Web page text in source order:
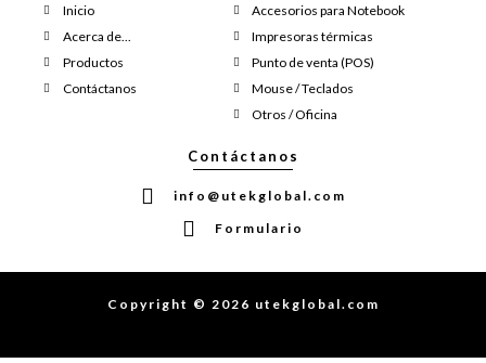
Inicio
Acerca de...
Productos
Contáctanos
Accesorios para Notebook
Impresoras térmicas
Punto de venta (POS)
Mouse / Teclados
Otros / Oficina
Contáctanos
info@utekglobal.com
Formulario
Copyright © 2026 utekglobal.com